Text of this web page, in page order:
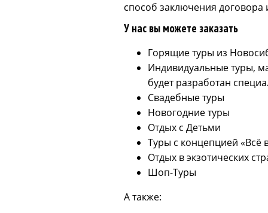
способ заключения
У нас вы можете заказать
Горящие туры из
Индивидуальные туры,
будет разработан
Свадебные туры
Новогодние туры
Отдых с Детьми
Туры с концепцией «Всё
Отдых в экзотических
Шоп-Туры
А также: